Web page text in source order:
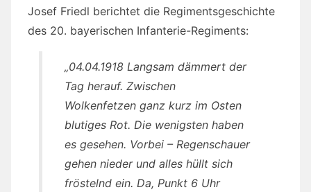
Josef Friedl berichtet die Regimentsgeschichte
des 20. bayerischen Infanterie-Regiments:
„04.04.1918 Langsam dämmert der
Tag herauf. Zwischen
Wolkenfetzen ganz kurz im Osten
blutiges Rot. Die wenigsten haben
es gesehen. Vorbei – Regenschauer
gehen nieder und alles hüllt sich
fröstelnd ein. Da, Punkt 6 Uhr